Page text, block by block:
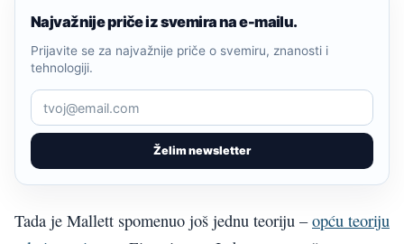
Najvažnije priče iz svemira na e-mailu.
Želim newsletter
Prijavite se za najvažnije priče o svemiru, znanosti i
tehnologiji.
Tada je Mallett spomenuo još jednu teoriju –opću teoriju